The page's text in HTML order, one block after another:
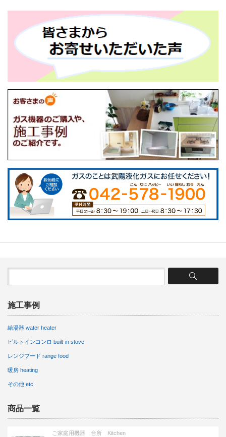
施工事例
給湯器 water heater
ビルトインコンロ built-in stove
レンジフード range food
暖房 heating
その他 etc
商品一覧
ご家庭用機器 台所 Kitchen